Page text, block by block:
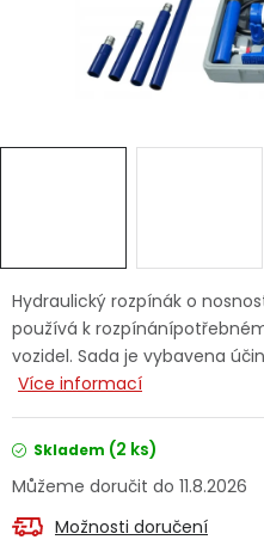
Vánoce
Značky
Jaký je aktuální stav mé
Velkoobchodní spolupráce
Hydraulický rozpínák o
používá k
vozidel. Sada je vybavena
Více informací
Skladem (2 ks)
11.8.2026
Možnosti doručení